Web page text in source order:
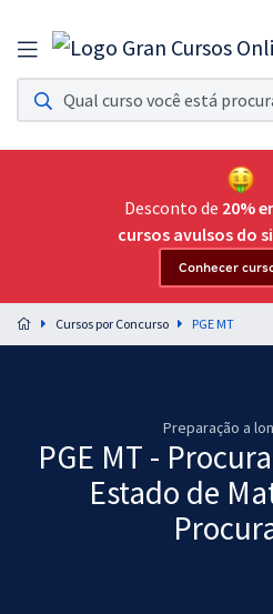
Assinatura Ilimitada 11
Acesso a todos os cursos. Teste grátis por 7
Assinatura OAB Até Passar
Acesso ilimitado a toda preparação para o
Preparação completa e intensiva para as
residências em saúde do Brasil
Assinatura Ilimitada
Desconto de 20%
cursos avulsos do
Conhecer
Cursos por Concurso PGE MT
Preparação a
PGE MT -
Estado de